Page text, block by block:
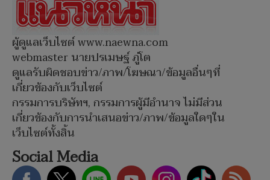
ผู้ดูแลเว็บไซต์ www.naewna.com
webmaster นายปรเมษฐ์ ภู่โต
ดูแลรับผิดชอบข่าว/ภาพ/โฆษณา/ข้อมูลอื่นๆที่
เกี่ยวข้องกับเว็บไซต์
กรรมการบริษัทฯ, กรรมการผู้มีอำนาจ ไม่มีส่วน
เกี่ยวข้องกับการนำเสนอข่าว/ภาพ/ข้อมูลใดๆใน
เว็บไซต์ทั้งสิ้น
Social Media